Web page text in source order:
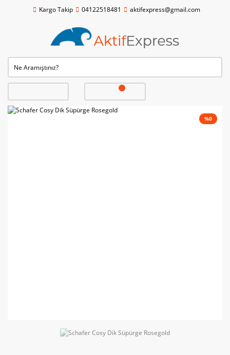
Kargo Takip 04122518481 aktifexpress@gmail.com
%0